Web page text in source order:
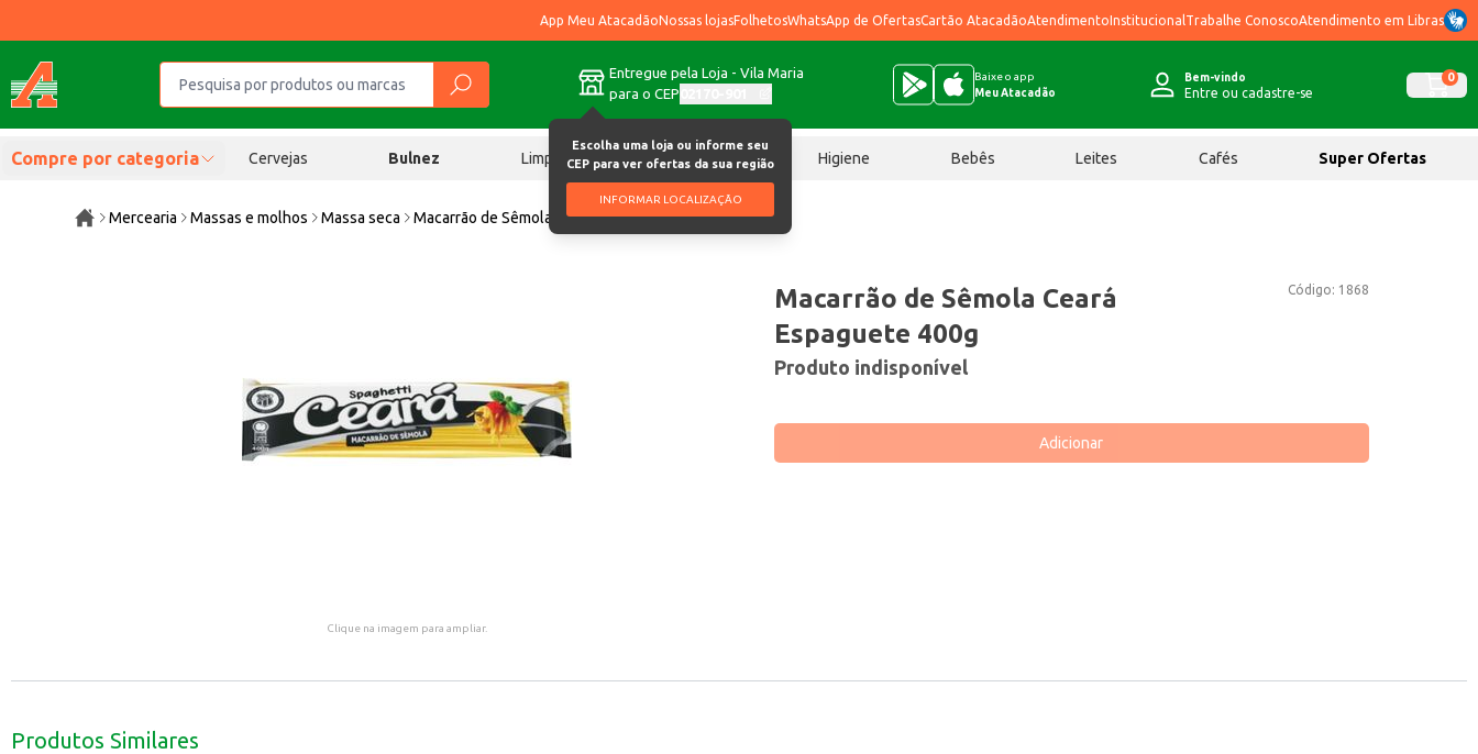
App Meu AtacadãoNossas lojasFolhetosWhatsApp de OfertasCartão AtacadãoAtendimentoInstitucional Trabalhe ConoscoAtendimento em Libras
Entregue pela Loja - Vila Maria
para o CEP
Escolha uma loja ou informe seu
CEP para ver ofertas da sua região
INFORMAR LOCALIZAÇÃO
Baixe o app
Meu Atacadão
Bem-vindo
Entre ou cadastre-se
0
Compre por categoria Cervejas Bulnez Limpeza Chocolates Higiene Bebês Leites Cafés Super Ofertas
Mercearia Massas e molhos Massa seca Macarrão de Sêmola Ceará Espaguete 400g
Clique na imagem para ampliar.
Código: 1868
Macarrão de Sêmola Ceará
Espaguete 400g
Produto indisponível
Adicionar
Produtos Similares